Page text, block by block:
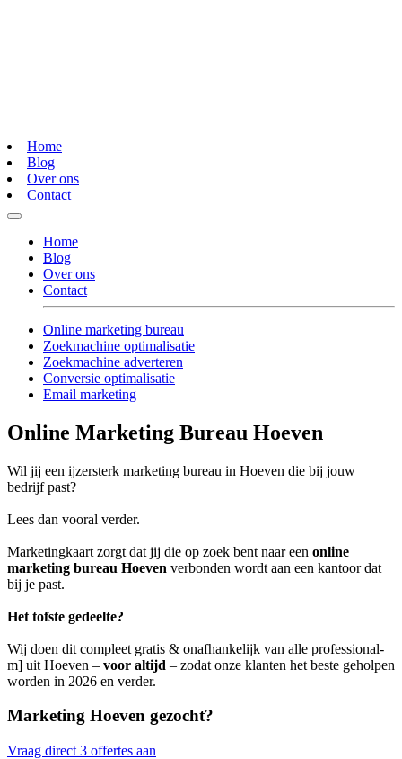
Home
Blog
Over ons
Contact
Home
Blog
Over ons
Contact
Online marketing bureau
Zoekmachine optimalisatie
Zoekmachine adverteren
Conversie optimalisatie
Email marketing
Online Marketing Bureau Hoeven
Wil jij een ijzersterk marketing bureau in Hoeven die bij jouw
bedrijf past?
Lees dan vooral verder.
Marketingkaart zorgt dat jij die op zoek bent naar een online
marketing bureau Hoeven verbonden wordt aan een kantoor dat
bij je past.
Het tofste gedeelte?
Wij doen dit compleet gratis & onafhankelijk van alle professional-
m] uit Hoeven – voor altijd – zodat onze klanten het beste geholpen
worden in 2026 en verder.
Marketing Hoeven gezocht?
Vraag direct 3 offertes aan